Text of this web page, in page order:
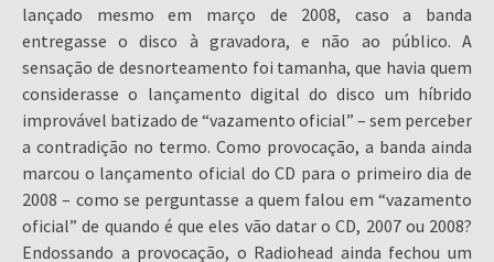
lançado mesmo em março de 2008, caso a banda
entregasse o disco à gravadora, e não ao público. A
sensação de desnorteamento foi tamanha, que havia quem
considerasse o lançamento digital do disco um híbrido
improvável batizado de “vazamento oficial” – sem perceber
a contradição no termo. Como provocação, a banda ainda
marcou o lançamento oficial do CD para o primeiro dia de
2008 – como se perguntasse a quem falou em “vazamento
oficial” de quando é que eles vão datar o CD, 2007 ou 2008?
Endossando a provocação, o Radiohead ainda fechou um